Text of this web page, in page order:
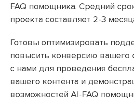
FAQ помощника. Средний
проекта составляет 2-3
Готовы оптимизировать
повысить конверсию вашего
с нами для проведения
вашего контента и
возможностей AI-FAQ